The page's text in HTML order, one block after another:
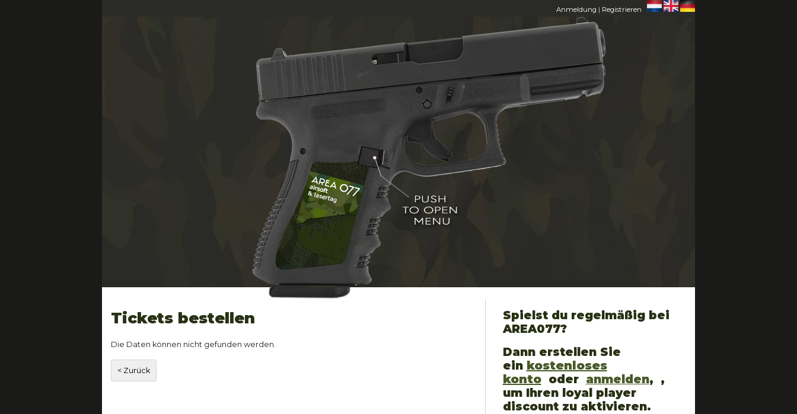
Anmeldung | Registrieren
HOME
AREA 077
MITGLIEDER
FAQ
CONTACT
Tickets bestellen
Die Daten können nicht gefunden werden.
Spielst du regelmäßig bei
AREA077?
Dann erstellen Sie
ein kostenloses
kontooder anmelden, ,
um Ihren loyal player
discount zu aktivieren.